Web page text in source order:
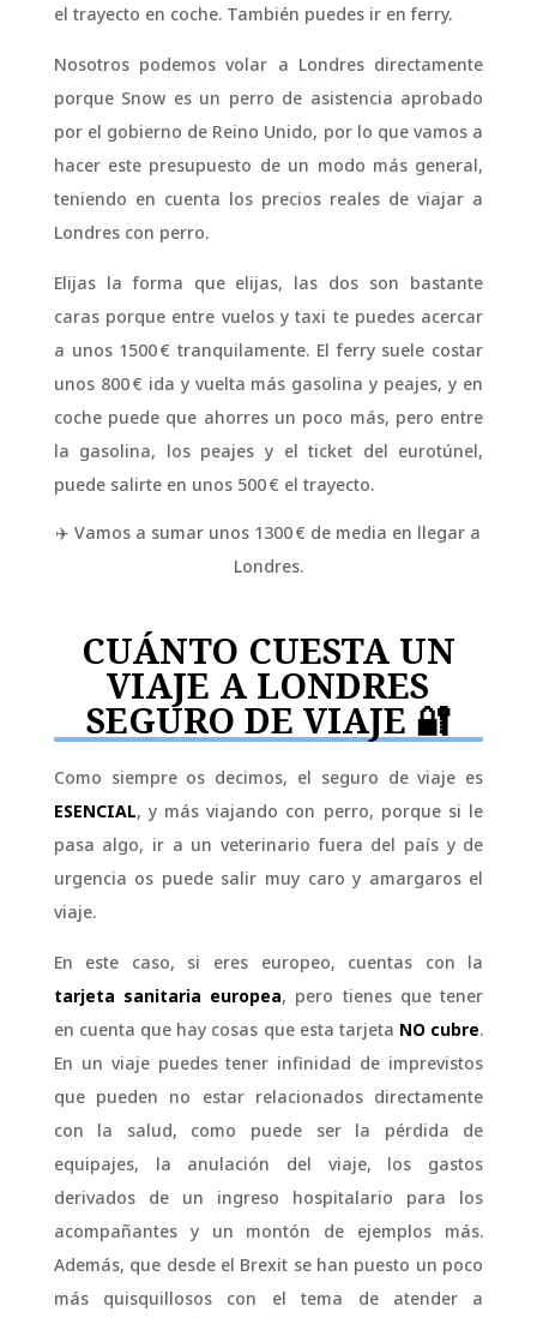
el trayecto en coche. También puedes ir en ferry.
Nosotros podemos volar a Londres directamente
porque Snow es un perro de asistencia aprobado
por el gobierno de Reino Unido, por lo que vamos a
hacer este presupuesto de un modo más general,
teniendo en cuenta los precios reales de viajar a
Londres con perro.
Elijas la forma que elijas, las dos son bastante
caras porque entre vuelos y taxi te puedes acercar
a unos 1500 € tranquilamente. El ferry suele costar
unos 800 € ida y vuelta más gasolina y peajes, y en
coche puede que ahorres un poco más, pero entre
la gasolina, los peajes y el ticket del eurotúnel,
puede salirte en unos 500 € el trayecto.
✈️ Vamos a sumar unos 1300 € de media en llegar a
Londres.
CUÁNTO CUESTA UN
VIAJE A LONDRES
SEGURO DE VIAJE 🔐
Como siempre os decimos, el seguro de viaje es
ESENCIAL, y más viajando con perro, porque si le
pasa algo, ir a un veterinario fuera del país y de
urgencia os puede salir muy caro y amargaros el
viaje.
En este caso, si eres europeo, cuentas con la
tarjeta sanitaria europea, pero tienes que tener
en cuenta que hay cosas que esta tarjeta NO cubre.
En un viaje puedes tener infinidad de imprevistos
que pueden no estar relacionados directamente
con la salud, como puede ser la pérdida de
equipajes, la anulación del viaje, los gastos
derivados de un ingreso hospitalario para los
acompañantes y un montón de ejemplos más.
Además, que desde el Brexit se han puesto un poco
más quisquillosos con el tema de atender a